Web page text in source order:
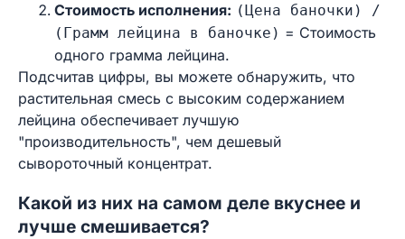
Стоимость исполнения: (Цена баночки) /
(Грамм лейцина в баночке) = Стоимость
одного грамма лейцина.
Подсчитав цифры, вы можете обнаружить, что
растительная смесь с высоким содержанием
лейцина обеспечивает лучшую
"производительность", чем дешевый
сывороточный концентрат.
Какой из них на самом деле вкуснее и
лучше смешивается?